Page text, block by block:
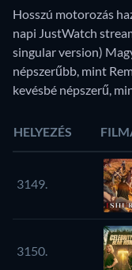
Hosszú motorozás
napi JustWatch
singular version)
népszerűbb, mint
kevésbé népszerű,
HELYEZÉS
3149.
3150.